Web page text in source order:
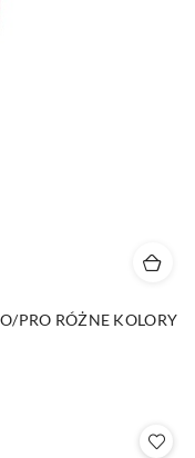
PRO RÓŻNE KOLORY